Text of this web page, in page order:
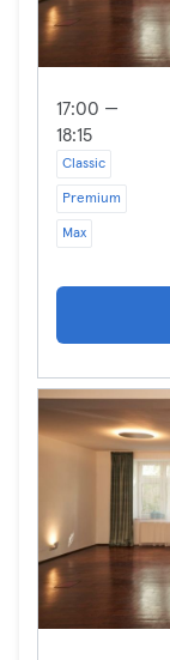
17:00 —
18:15
Classic
Premium
Max